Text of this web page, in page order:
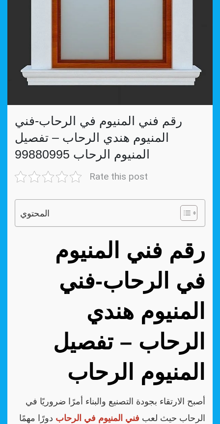
رقم فني المنيوم في الرحاب-فني
المنيوم هندي الرحاب – تفصيل
المنيوم الرحاب 99880995
Rate this post
المحتوي
في الرحاب-فني
المنيوم هندي
الرحاب – تفصيل
المنيوم الرحاب
أصبح الارتقاء بجودة التصنيع والبناء أمرًا ضروريًا في
الرحاب حيث لعب فني المنيوم في الرحاب دورًا مهمًا